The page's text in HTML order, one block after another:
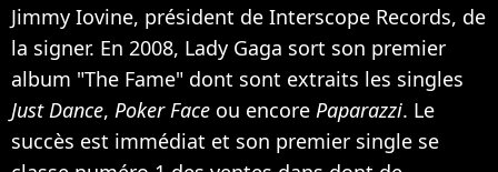
Jimmy Iovine, président de Interscope Records, de
la signer. En 2008, Lady Gaga sort son premier
album "The Fame" dont sont extraits les singles
Just Dance, Poker Face ou encore Paparazzi. Le
succès est immédiat et son premier single se